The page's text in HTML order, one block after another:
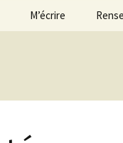
M’écrire